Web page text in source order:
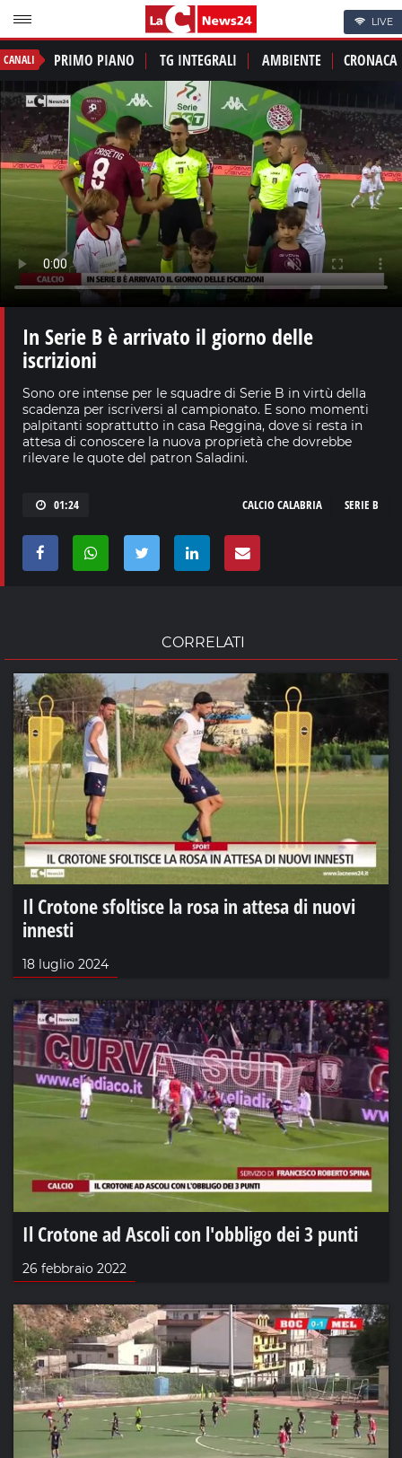
LIVE
CANALI PRIMO PIANO TG INTEGRALI AMBIENTE CRONACA
In Serie B è arrivato il giorno delle
iscrizioni
Sono ore intense per le squadre di Serie B in virtù della
scadenza per iscriversi al campionato. E sono momenti
palpitanti soprattutto in casa Reggina, dove si resta in
attesa di conoscere la nuova proprietà che dovrebbe
rilevare le quote del patron Saladini.
01:24 SERIE B
CALCIO CALABRIA
CORRELATI
Il Crotone sfoltisce la rosa in attesa di nuovi
innesti
18 luglio 2024
Il Crotone ad Ascoli con l'obbligo dei 3 punti
26 febbraio 2022